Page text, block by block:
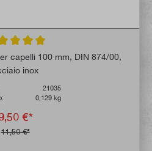
media di 5 su 5 stelle
capelli 100 mm, DIN 874/00,
inox
21035
0,129 kg
€*
11,50 €*